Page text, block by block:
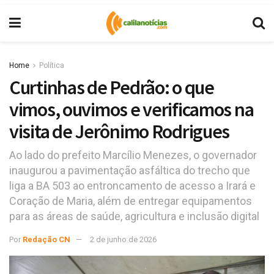
Home Política
Curtinhas de Pedrão: o que
vimos, ouvimos e verificamos na
visita de Jerônimo Rodrigues
Ao lado do prefeito Marcílio Menezes, o governador
inaugurou a pavimentação asfáltica do trecho que
liga a BA 503 ao entroncamento de acesso a Irará e
Coração de Maria, além de entregar equipamentos
para as áreas de saúde, agricultura e inclusão digital
Por Redação CN 2 de junho de 2026